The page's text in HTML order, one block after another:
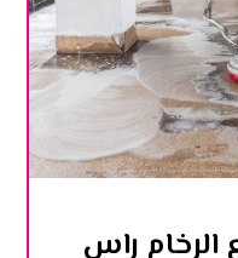
راس